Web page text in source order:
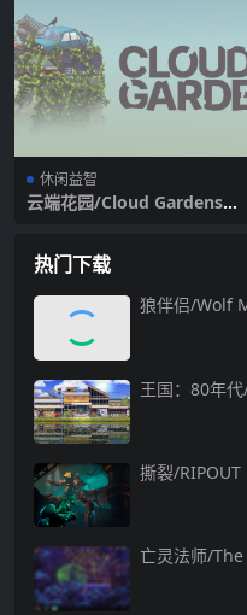
休闲益智
云端花园/Cloud Gardens（v
热门下载
狼伴侣/Wolf
王国：80年
撕裂/RIPOUT
亡灵法师/